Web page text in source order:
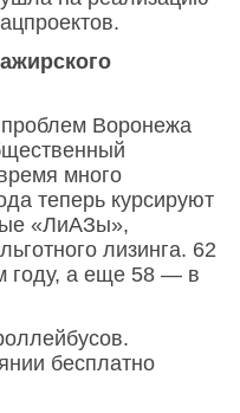
Воронежа
много
теперь курсируют
«ЛиАЗы»,
лизинга. 62
году, а еще 58 — в
бесплатно